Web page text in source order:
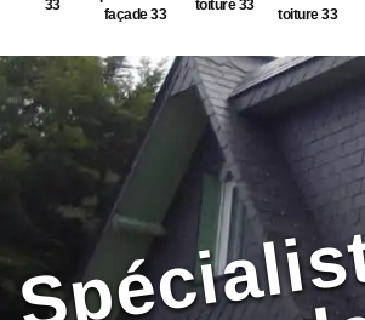
33
façade 33
toiture 33
toiture 33